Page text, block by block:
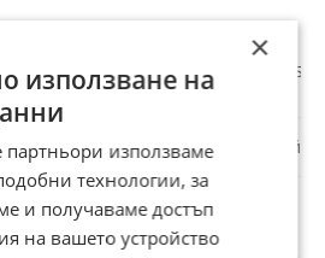
асистент за поддържане на
контрол Асистент за слепи зони
и сгъваеми огледала Активна
съраунд изглед LED задни
LED фарове с Audi Laser
звукова система Управление на
на всички колела Head-up
и екстериорен пакет
💳 ГЪВКАВО
G&G AUTO LTD предлагаме
на пазара: ☑️ С доказан
и джипове Audi E-Tron GT RS/
Докладвай
също
×
използване на
използваме
технологии, за
и получаваме достъп
на вашето устройство